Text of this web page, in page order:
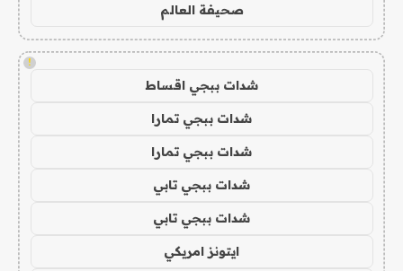
صحيفة العالم
!
شدات ببجي اقساط
شدات ببجي تمارا
شدات ببجي تمارا
شدات ببجي تابي
شدات ببجي تابي
ايتونز امريكي